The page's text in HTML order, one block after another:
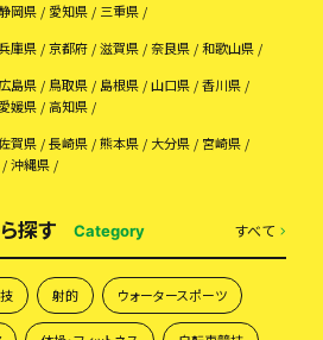
岡県 愛知県
三重県
庫県 京都府 滋賀県 奈良県
和歌山県
広島県 鳥取県 島根県 山口県
香川県
愛媛県
高知県
賀県 長崎県 熊本県 大分県
宮崎県
沖縄県
探す Category すべて
射的 ウォータースポーツ